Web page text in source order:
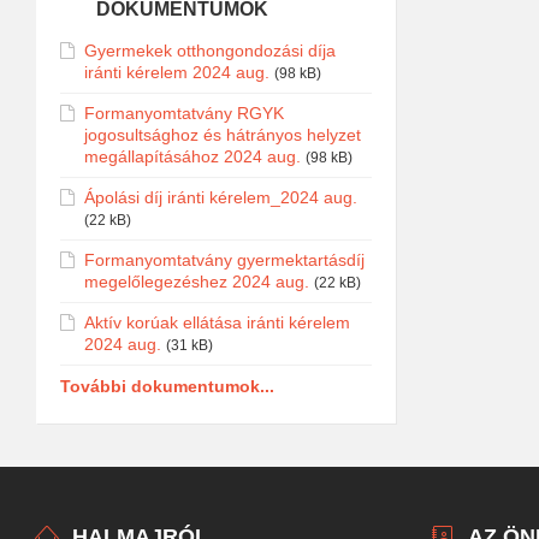
DOKUMENTUMOK
Gyermekek otthongondozási díja
iránti kérelem 2024 aug. (98 kB)
Formanyomtatvány RGYK
jogosultsághoz és hátrányos helyzet
megállapításához 2024 aug. (98 kB)
Ápolási díj iránti kérelem_2024 aug.
(22 kB)
Formanyomtatvány gyermektartásdíj
megelőlegezéshez 2024 aug. (22 kB)
Aktív korúak ellátása iránti kérelem
2024 aug. (31 kB)
További dokumentumok...